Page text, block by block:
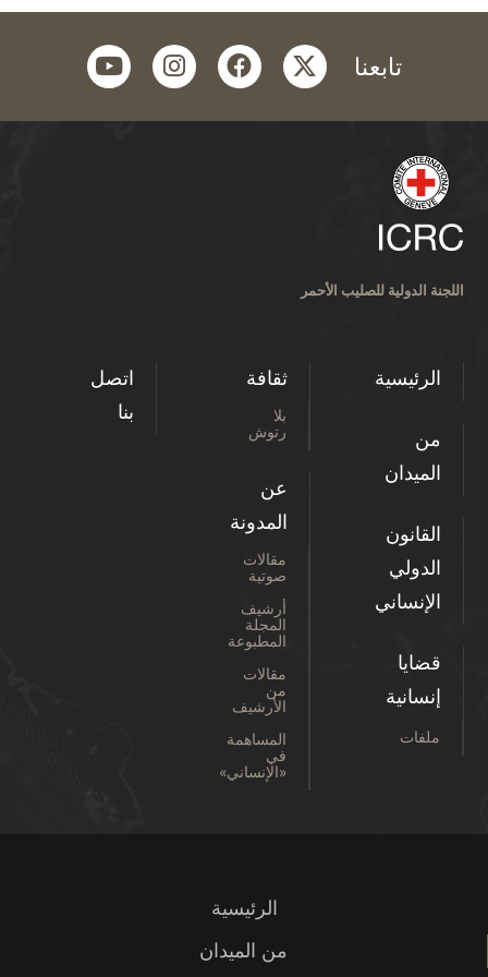
تابعنا twitter
facebook
instagram
youtube
اللجنة الدولية للصليب الأحمر
الرئيسية
من
الميدان
القانون
الدولي
الإنساني
قضايا
إنسانية
ملفات
ثقافة
بلا
رتوش
عن
المدونة
مقالات
صوتية
أرشيف
المجلة
المطبوعة
مقالات
من
الأرشيف
المساهمة
في
«الإنساني»
اتصل
بنا
الرئيسية
من الميدان